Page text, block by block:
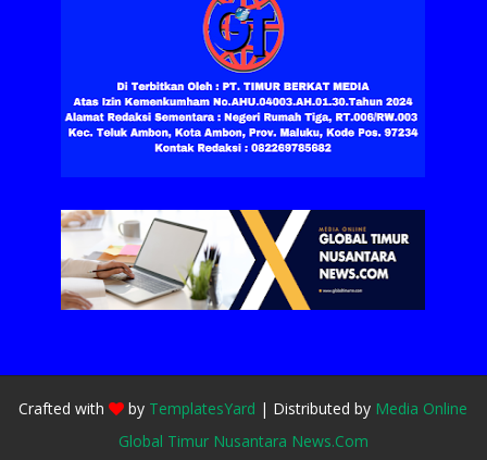
Crafted with by TemplatesYard | Distributed by Media Online
Global Timur Nusantara News.Com